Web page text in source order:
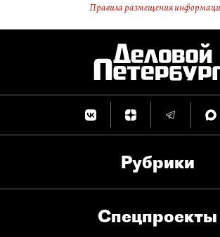
Правила размещения
Рубрики
Спец­проекты